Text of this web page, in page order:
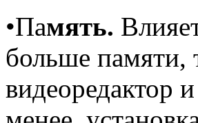
•Память.
больше памяти,
видеоредактор